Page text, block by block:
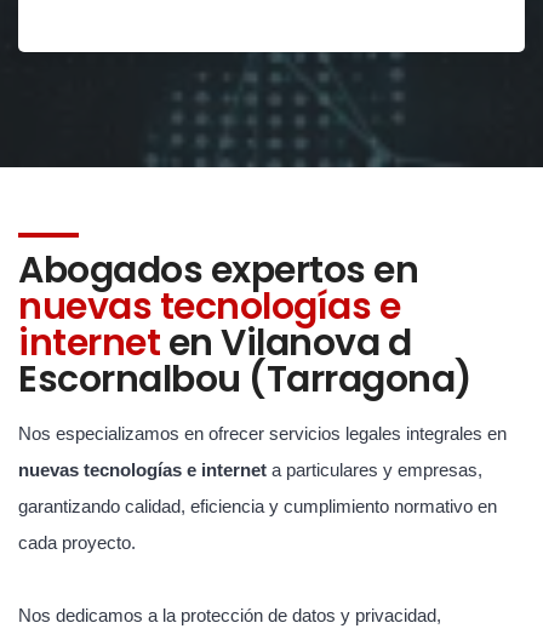
Abogados expertos en
nuevas tecnologías e
interneten Vilanova d
Escornalbou (Tarragona)
Nos especializamos en ofrecer servicios legales integrales en
nuevas tecnologías e internet a particulares y empresas,
garantizando calidad, eficiencia y cumplimiento normativo en
cada proyecto.
Nos dedicamos a la protección de datos y privacidad,